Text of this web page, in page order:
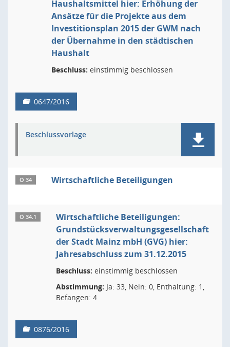
Haushaltsmittel hier: Erhöhung der
Ansätze für die Projekte aus dem
Investitionsplan 2015 der GWM nach
der Übernahme in den städtischen
Haushalt
Beschluss: einstimmig beschlossen
0647/2016
Beschlussvorlage
Ö 34 Wirtschaftliche Beteiligungen
Ö 34.1
Wirtschaftliche Beteiligungen:
Grundstücksverwaltungsgesellschaft
der Stadt Mainz mbH (GVG) hier:
Jahresabschluss zum 31.12.2015
Beschluss: einstimmig beschlossen
Abstimmung: Ja: 33, Nein: 0, Enthaltung: 1,
Befangen: 4
0876/2016